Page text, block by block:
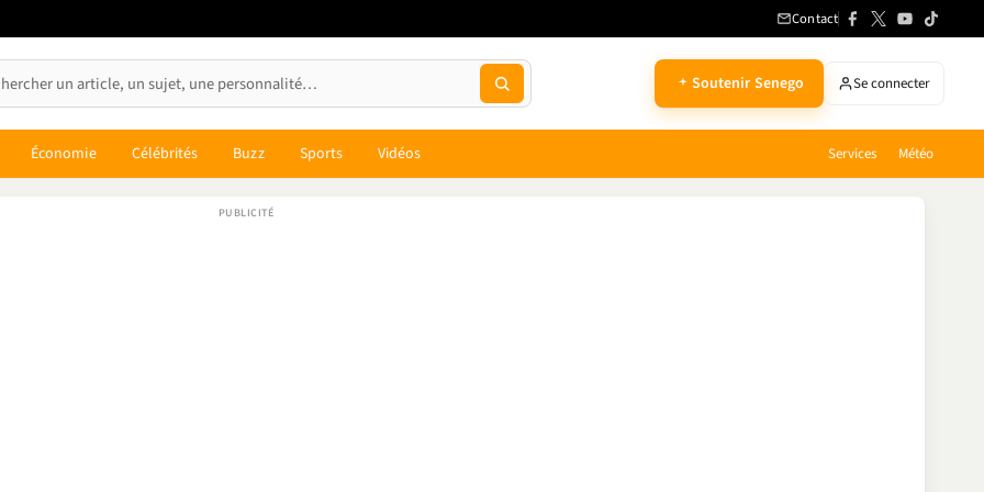
Contact
Soutenir Senego Se connecter
Économie Célébrités Buzz Sports Vidéos Services Météo